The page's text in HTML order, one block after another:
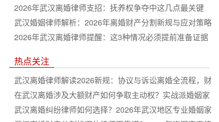
何选
2026年武汉离婚律师支招：抚养权争夺中这几点最关键
武汉婚姻律师解析：2026年离婚财产分割新规与应对策略
2026年武汉离婚律师提醒：这3种情况必须提前准备证据
热点关注
武汉离婚律师解读2026新规：协议与诉讼离婚全流程，财
产分割和子女抚养权关键要点，不看容易吃亏
在武汉离婚涉及大额财产如何争取主动权？实战派婚姻家
事律师解答
武汉离婚纠纷律师如何选择？2026年武汉地区专业婚姻家